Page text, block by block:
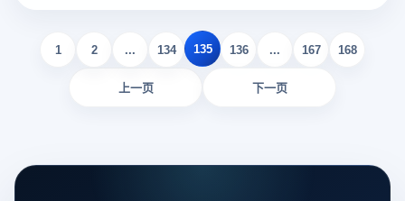
上一页
1 2 ... 134 135 136 ... 167 168
下一页